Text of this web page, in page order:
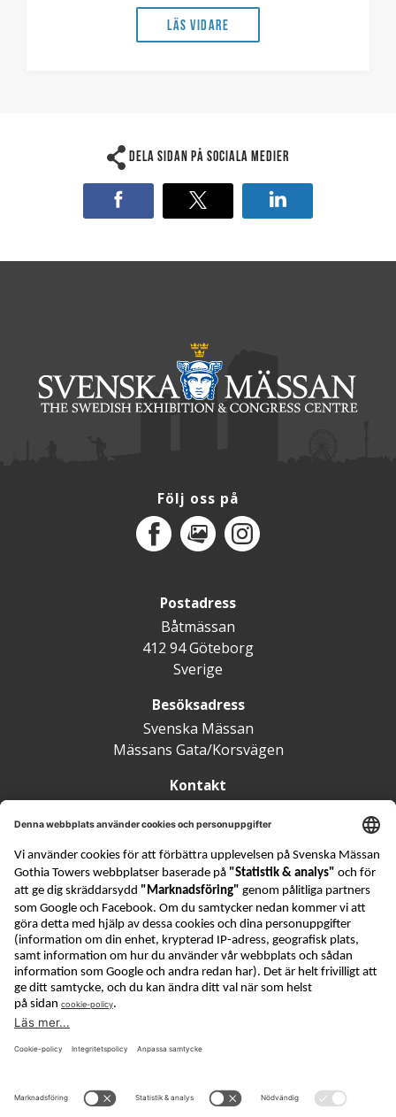
Läs vidare
Dela sidan på sociala medier
Följ oss på
FacebookMediaPortal
Instagram
Postadress
Båtmässan
412 94 Göteborg
Sverige
Besöksadress
Svenska Mässan
Mässans Gata/Korsvägen
Kontakt
Hem
Kontakta oss
Jobba hos oss
Integritetspolicy
Cookie policy
Båtmässan arrangeras av Svenska Mässan. Svenska
är en av Europas största integrerade mötesplatser